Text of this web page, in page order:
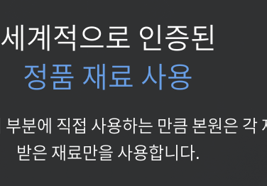
세계적으로 인증된
정품 재료 사용
분에 직접 사용하는 만큼 본원은 각
받은 재료만을 사용합니다.